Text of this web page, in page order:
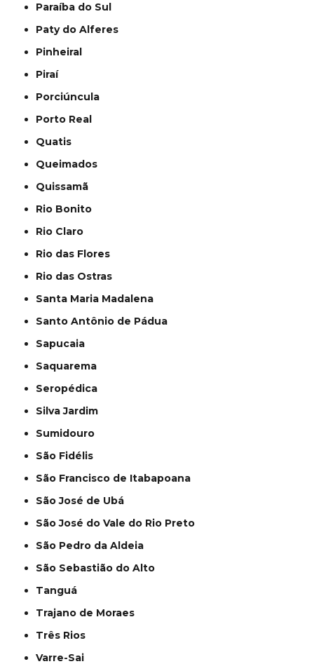
Paraíba do Sul
Paty do Alferes
Pinheiral
Piraí
Porciúncula
Porto Real
Quatis
Queimados
Quissamã
Rio Bonito
Rio Claro
Rio das Flores
Rio das Ostras
Santa Maria Madalena
Santo Antônio de Pádua
Sapucaia
Saquarema
Seropédica
Silva Jardim
Sumidouro
São Fidélis
São Francisco de Itabapoana
São José de Ubá
São José do Vale do Rio Preto
São Pedro da Aldeia
São Sebastião do Alto
Tanguá
Trajano de Moraes
Três Rios
Varre-Sai